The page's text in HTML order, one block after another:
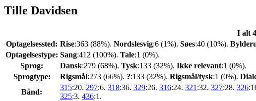
Tille Davidsen
I alt
Optagelsessted: Rise:363 (88%). Nordslesvig:6 (1%). Søes:40 (10%).
Optagelsestype: Sang:412 (100%). Tale:1 (0%).
Sprog:
Dansk:279 (68%). Tysk:133 (32%). Ikke relevant:1 (0%).
Sprogtype:
Rigsmål:273 (66%). ?:133 (32%). Rigsmål/tysk:1 (0%).
Bånd:
315:20. 297:6. 318:36. 329:26. 316:24. 321 :32. 327:28. 326
325:3. 436:1.